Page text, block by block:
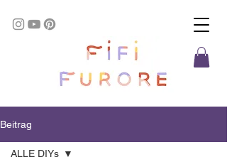
Beitrag
ALLE DIYs